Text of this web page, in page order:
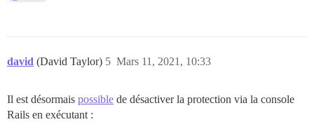
david (David Taylor) Mars 11, 2021, 10:33
5
Il est désormais possible de désactiver la protection via la console
Rails en exécutant :